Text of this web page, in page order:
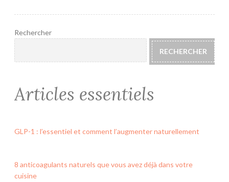
Rechercher
RECHERCHER
Articles essentiels
GLP-1 : l’essentiel et comment l’augmenter naturellement
8 anticoagulants naturels que vous avez déjà dans votre
cuisine